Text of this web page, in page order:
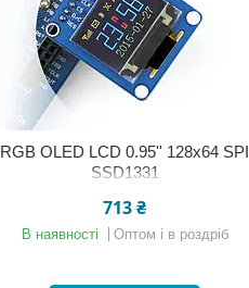
RGB OLED LCD 0.95'' 128x64 SPI
SSD1331
713 ₴
В наявності Оптом і в роздріб